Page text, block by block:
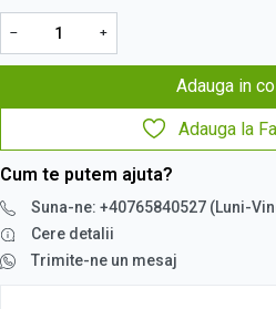
− +
Adauga in
Adauga la
Cum te putem ajuta?
Suna-ne: +40765840527 (Luni-
Cere detalii
Trimite-ne un mesaj